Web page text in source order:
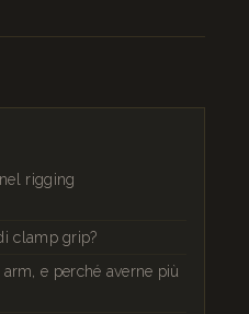
nel rigging
clamp grip?
e perché averne più